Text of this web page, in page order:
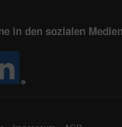
in den sozialen